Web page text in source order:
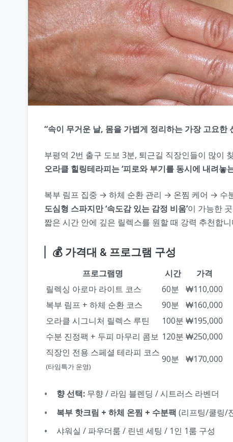
“속이 무거운 날, 몸을 가볍게 정리하는 가장 고요한
부평역 2번 출구 도보 3분, 퇴근길 직장인들이 많이
오라클 힐링테라피는 ‘피로와 부기를 동시에 내려놓
복부 림프 집중 → 하체 순환 관리 → 온찜 케어 → 수
도심형 스파지만 ‘속도감 있는 감정 비움’이 가능한
짧은 시간 안에 깊은 릴렉스를 원할 때 강력 추천합니
💰 가격대 & 프로그램 구성
프로그램명 시간
가격
릴렉싱 아로마 라이트 코스
60분
₩110,000
복부 림프 + 하체 순환 코스
90분
₩160,000
오라클 시그니처 릴렉스 루틴
100분 ₩195,000
수분 진정팩 + 두피 마무리 콤보 120분 ₩250,000
직장인 전용 스페셜 테라피 코스
(타임특가 운영)
90분 ₩170,000
향 선택: 무향 / 라임 블렌딩 / 시트러스 라벤더
복부 핫크림 + 하체 온찜 + 수분팩 (리프팅/쿨링/
샤워실 / 파우더룸 / 린넨 세팅 / 1인 1룸 구성